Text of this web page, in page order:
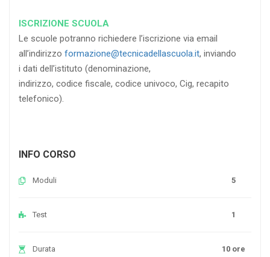
ISCRIZIONE SCUOLA
Le scuole potranno richiedere l’iscrizione via email
all’indirizzo formazione@tecnicadellascuola.it, inviando
i dati dell’istituto (denominazione,
indirizzo, codice fiscale, codice univoco, Cig, recapito
telefonico).
INFO CORSO
Moduli 5
Test 1
Durata 10 ore